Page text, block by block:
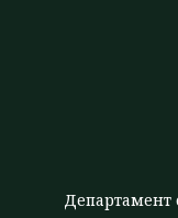
Департамент